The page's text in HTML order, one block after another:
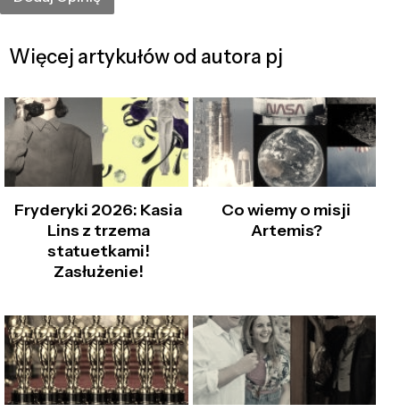
Więcej artykułów od autora pj
Fryderyki 2026: Kasia
Lins z trzema
statuetkami!
Zasłużenie!
Co wiemy o misji
Artemis?